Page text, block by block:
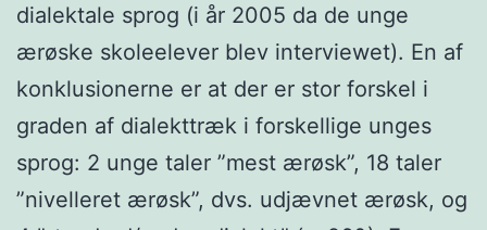
dialektale sprog (i år 2005 da de unge
ærøske skoleelever blev interviewet). En af
konklusionerne er at der er stor forskel i
graden af dialekttræk i forskellige unges
sprog: 2 unge taler ”mest ærøsk”, 18 taler
”nivelleret ærøsk”, dvs. udjævnet ærøsk, og